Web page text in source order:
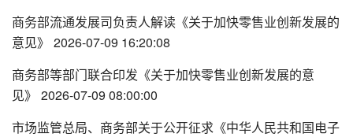
商务部流通发展司负责人解读《关于加快零售业创新发展的
意见》 2026-07-09 16:20:08
商务部等部门联合印发《关于加快零售业创新发展的意
见》 2026-07-09 08:00:00
市场监管总局、商务部关于公开征求《中华人民共和国电子